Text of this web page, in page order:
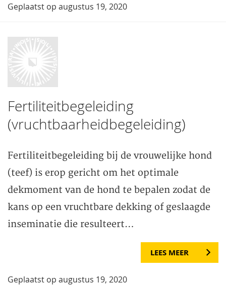
Geplaatst op augustus 19, 2020
Fertiliteitbegeleiding
(vruchtbaarheidbegeleiding)
Fertiliteitbegeleiding bij de vrouwelijke hond
(teef) is erop gericht om het optimale
dekmoment van de hond te bepalen zodat de
kans op een vruchtbare dekking of geslaagde
inseminatie die resulteert…
LEES MEER
Geplaatst op augustus 19, 2020